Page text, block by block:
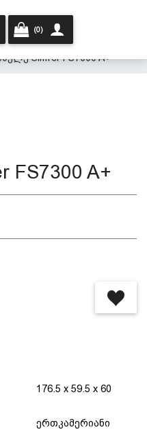
(0)
Simfer FS7300 A+
FS7300 A+
176.5 x 59.5 x 60
ერთკამერიანი